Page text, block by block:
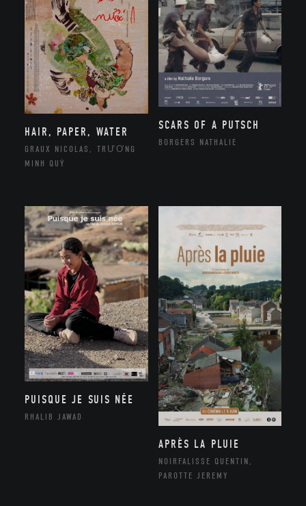
HAIR, PAPER, WATER
GRAUX NICOLAS, TRƯƠNG
MINH QUÝ
SCARS OF A PUTSCH
BORGERS NATHALIE
PUISQUE JE SUIS NÉE
RHALIB JAWAD
APRÈS LA PLUIE
NOIRFALISSE QUENTIN,
PAROTTE JEREMY